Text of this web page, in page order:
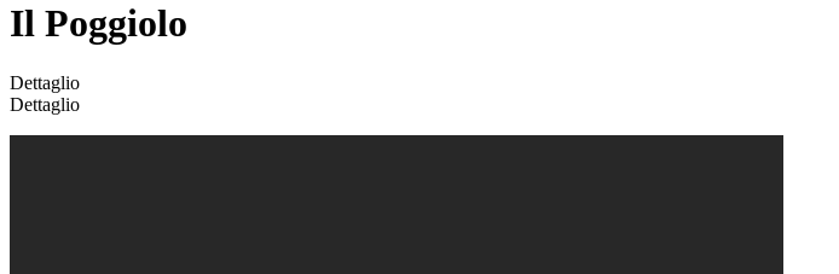
Il Poggiolo
Dettaglio
Dettaglio